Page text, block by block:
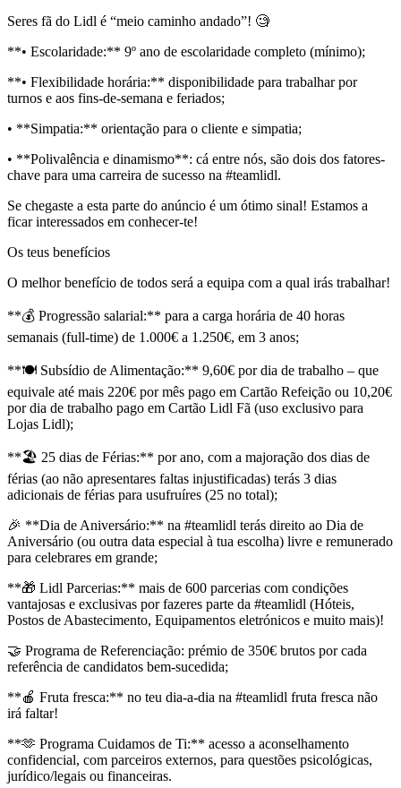
Seres fã do Lidl é “meio caminho andado”! 🧐
**• Escolaridade:** 9º ano de escolaridade completo (mínimo);
**• Flexibilidade horária:** disponibilidade para trabalhar por
turnos e aos fins-de-semana e feriados;
• **Simpatia:** orientação para o cliente e simpatia;
• **Polivalência e dinamismo**: cá entre nós, são dois dos fatores-
chave para uma carreira de sucesso na #teamlidl.
Se chegaste a esta parte do anúncio é um ótimo sinal! Estamos a
ficar interessados em conhecer-te!
Os teus benefícios
O melhor benefício de todos será a equipa com a qual irás trabalhar!
**💰 Progressão salarial:** para a carga horária de 40 horas
semanais (full-time) de 1.000€ a 1.250€, em 3 anos;
**🍽️ Subsídio de Alimentação:** 9,60€ por dia de trabalho – que
equivale até mais 220€ por mês pago em Cartão Refeição ou 10,20€
por dia de trabalho pago em Cartão Lidl Fã (uso exclusivo para
Lojas Lidl);
**🏖️ 25 dias de Férias:** por ano, com a majoração dos dias de
férias (ao não apresentares faltas injustificadas) terás 3 dias
adicionais de férias para usufruíres (25 no total);
🎉 **Dia de Aniversário:** na #teamlidl terás direito ao Dia de
Aniversário (ou outra data especial à tua escolha) livre e remunerado
para celebrares em grande;
**🎁 Lidl Parcerias:** mais de 600 parcerias com condições
vantajosas e exclusivas por fazeres parte da #teamlidl (Hóteis,
Postos de Abastecimento, Equipamentos eletrónicos e muito mais)!
🤝 Programa de Referenciação: prémio de 350€ brutos por cada
referência de candidatos bem-sucedida;
**🍎 Fruta fresca:** no teu dia-a-dia na #teamlidl fruta fresca não
irá faltar!
**🫶 Programa Cuidamos de Ti:** acesso a aconselhamento
confidencial, com parceiros externos, para questões psicológicas,
jurídico/legais ou financeiras.